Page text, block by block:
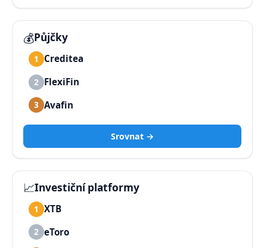
💰Půjčky
1 Creditea
2 FlexiFin
3 Avafin
Srovnat →
📈Investiční platformy
1 XTB
2 eToro